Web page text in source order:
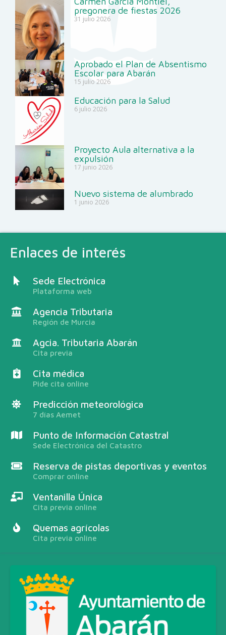
Enlaces de interés
Sede Electrónica
Plataforma web
Agencia Tributaria
Región de Murcia
Agcia. Tributaria Abarán
Cita previa
Cita médica
Pide cita online
Predicción meteorológica
7 días Aemet
Punto de Información Catastral
Sede Electrónica del Catastro
Reserva de pistas deportivas y eventos
Comprar online
Ventanilla Única
Cita previa online
Quemas agrícolas
Cita previa online
pregonera de fiestas 2026
31 julio 2026
Aprobado el Plan de Absentismo
Escolar para Abarán
15 julio 2026
Educación para la Salud
6 julio 2026
Proyecto Aula alternativa a la
expulsión
17 junio 2026
Nuevo sistema de alumbrado
1 junio 2026